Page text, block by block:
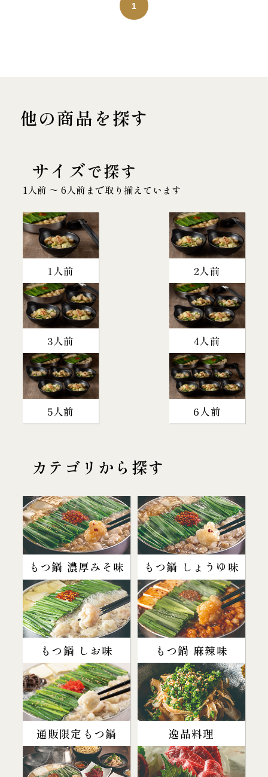
1
他の商品を探す
サイズで探す
1人前 〜 6人前まで取り揃えています
1人前 2人前
3人前 4人前
5人前 6人前
カテゴリから探す
もつ鍋 濃厚みそ味 もつ鍋 しょうゆ味
もつ鍋 しお味 もつ鍋 麻辣味
通販限定もつ鍋 逸品料理